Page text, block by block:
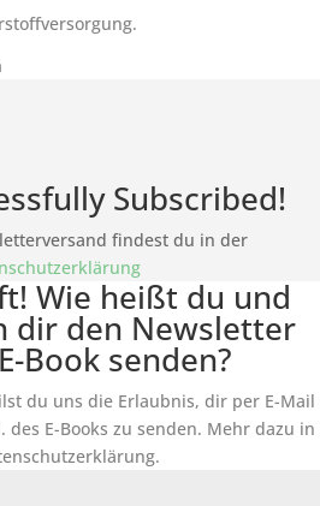
Subscribed!
findest du in der
Wie heißt du und
dir den Newsletter
Book senden?
du uns die Erlaubnis, dir per E-Mail
des E-Books zu senden. Mehr dazu in